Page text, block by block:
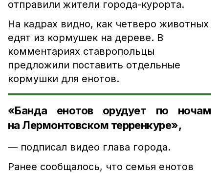
отправили жители города-курорта.
На кадрах видно, как четверо животных
едят из кормушек на дереве. В
комментариях ставропольцы
предложили поставить отдельные
кормушки для енотов.
«Банда енотов орудует по ночам
на Лермонтовском терренкуре»,
— подписал видео глава города.
Ранее сообщалось, что семья енотов